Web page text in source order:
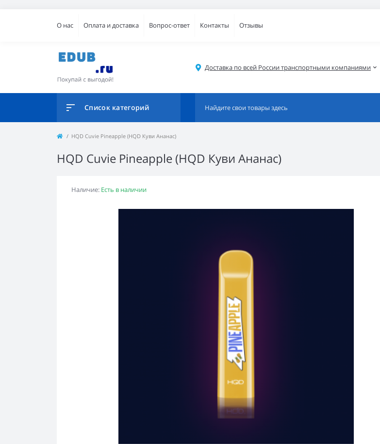
О нас Оплата и доставка Вопрос-ответ Контакты Отзывы
Доставка по всей России транспортными компаниями
Список категорий
HQD Cuvie Pineapple (HQD Куви Ананас)
HQD Cuvie Pineapple (HQD Куви Ананас)
Наличие: Есть в наличии